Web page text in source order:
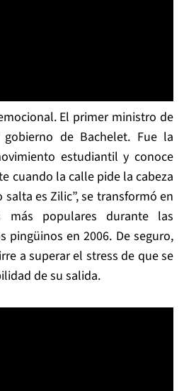
El primer ministro de
de Bachelet. Fue la
estudiantil y conoce
cuando la calle pide la cabeza
es Zilic”, se transformó en
populares durante las
pingüinos en 2006. De seguro,
a superar el stress de que se
de su salida.